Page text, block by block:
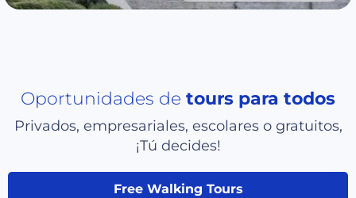
Oportunidades de tours para todos
Privados, empresariales, escolares o gratuitos,
¡Tú decides!
Free Walking Tours